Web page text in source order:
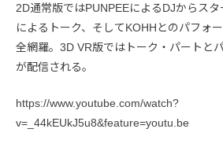
2D通常版ではPUNPEEによるDJからス
によるトーク、そしてKOHHとのパフォ
全網羅。3D VR版ではトーク・パートと
が配信される。
https://www.youtube.com/watch?
v=_44kEUkJ5u8&feature=youtu.be